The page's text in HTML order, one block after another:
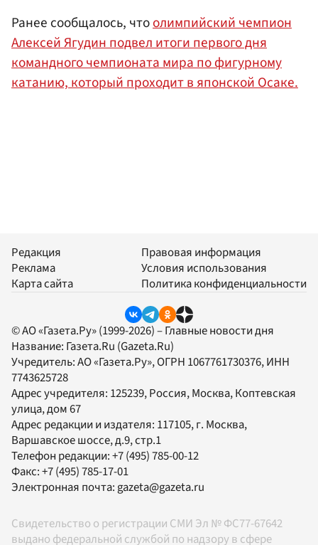
Ранее сообщалось, чтоолимпийский чемпион
Алексей Ягудин подвел итоги первого дня
командного чемпионата мира по фигурному
катанию, который проходит в японской Осаке.
Редакция
Реклама
Карта сайта
Правовая информация
Условия использования
Политика конфиденциальности
© АО «Газета.Ру» (1999-2026) – Главные новости дня
Название: Газета.Ru (Gazeta.Ru)
Учредитель:АО «Газета.Ру», ОГРН 1067761730376, ИНН
7743625728
Адрес учредителя: 125239, Россия, Москва, Коптевская
улица, дом 67
Адрес редакции и издателя: 117105, г. Москва,
Варшавское шоссе, д.9, стр.1
Телефон редакции:+7 (495) 785-00-12
Факс:+7 (495) 785-17-01
Электронная почта:gazeta@gazeta.ru
Свидетельство о регистрации СМИ Эл № ФС77-67642
выдано федеральной службой по надзору в сфере